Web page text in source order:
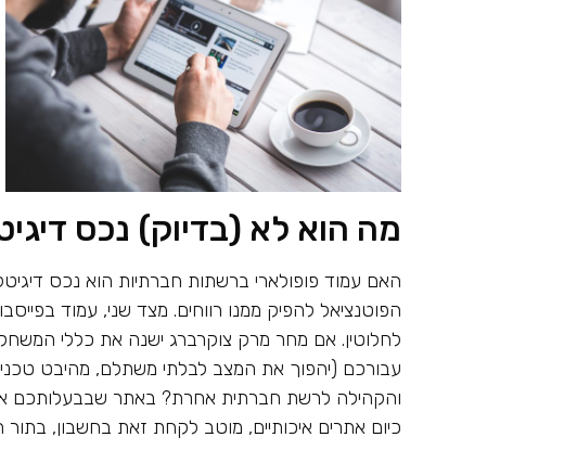
מה הוא לא (בדיוק) נכס
האם עמוד פופולארי ברשתות חברתיות הוא נכס
הפוטנציאל להפיק ממנו רווחים. מצד שני, עמוד
עבורכם (יהפוך את המצב לבלתי משתלם, מהיבט
והקהילה לרשת חברתית אחרת? באתר שבבעלותכם
כיום אתרים איכותיים, מוטב לקחת זאת בחשבון,